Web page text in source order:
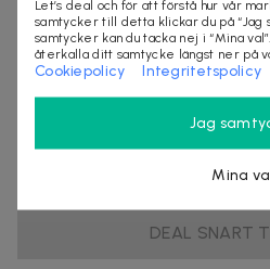
Leveranstid: 6-12
Säljes av
Global Items Europe AB
Organisationsnummer:
DEAL SNART
Let’s deal och för att förstå hur vår
samtycker till detta klickar du på “Jag
samtycker kan du tacka nej i “Mina
återkalla ditt samtycke längst ner på
Cookiepolicy Integritetspolicy
Jag
Mina